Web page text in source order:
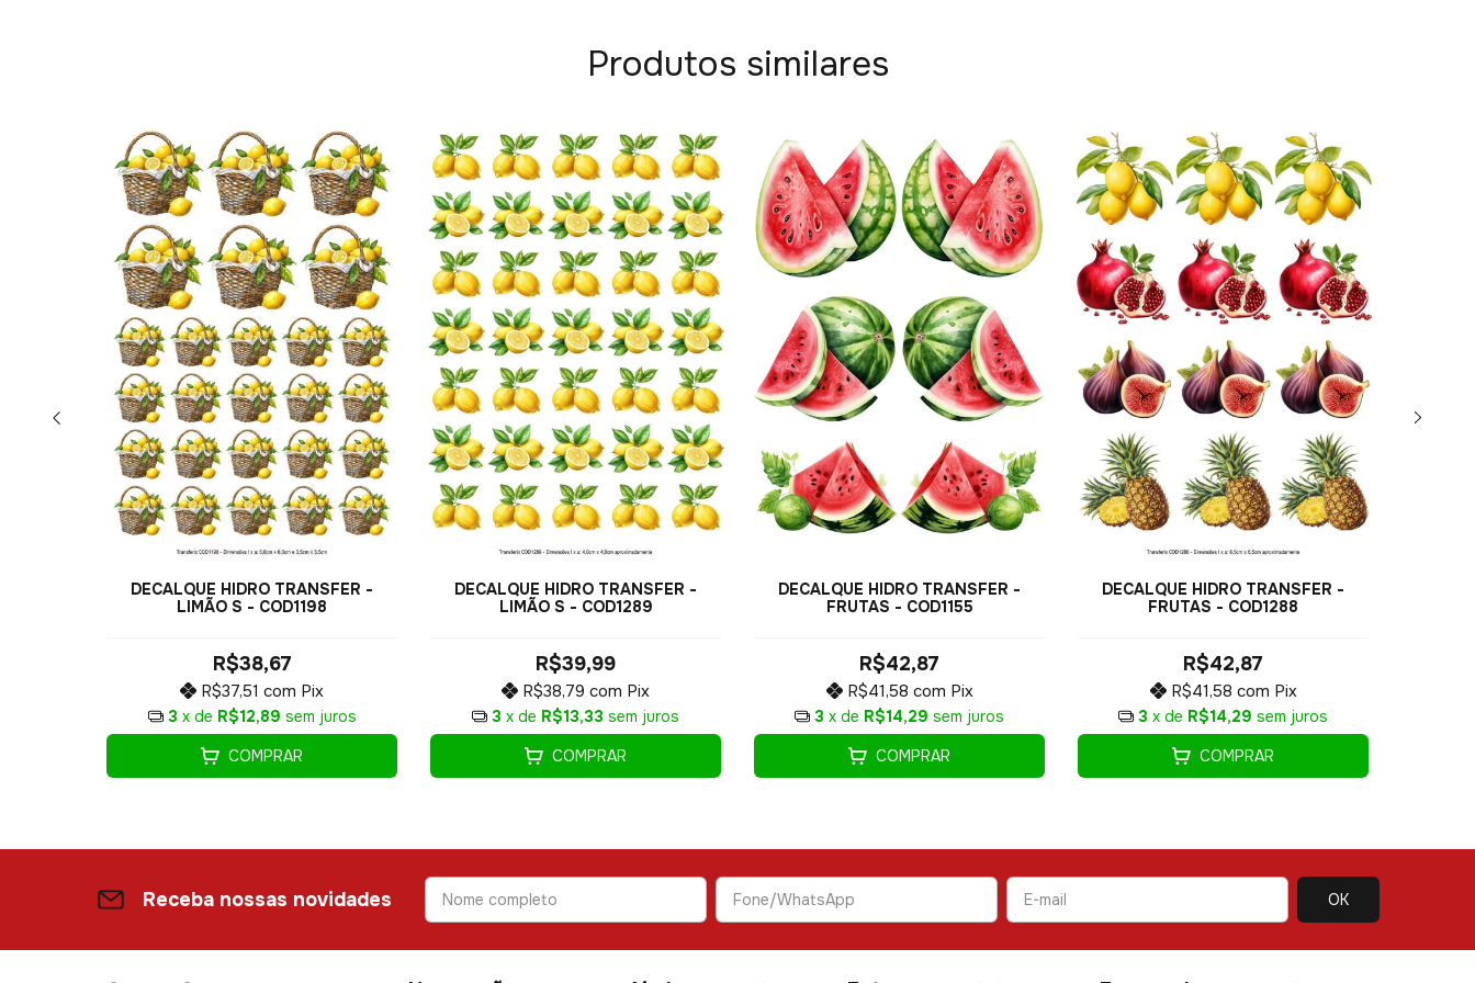
Produtos similares
DECALQUE HIDRO TRANSFER -
LIMÃO S - COD1198
R$38,67
R$37,51 com Pix
3 x de R$12,89 sem juros
COMPRAR
DECALQUE HIDRO TRANSFER -
LIMÃO S - COD1289
R$39,99
R$38,79 com Pix
3 x de R$13,33 sem juros
COMPRAR
DECALQUE HIDRO TRANSFER -
FRUTAS - COD1155
R$42,87
R$41,58 com Pix
3 x de R$14,29 sem juros
COMPRAR
DECALQUE HIDRO TRANSFER -
FRUTAS - COD1288
R$42,87
R$41,58 com Pix
3 x de R$14,29 sem juros
COMPRAR
Receba nossas novidades